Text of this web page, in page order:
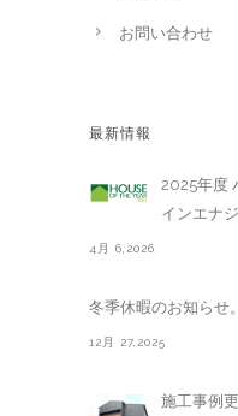
お問い合わせ
最新情報
2025年度
インエナ
4月 6,2026
冬季休暇のお知らせ。
12月 27,2025
施工事例